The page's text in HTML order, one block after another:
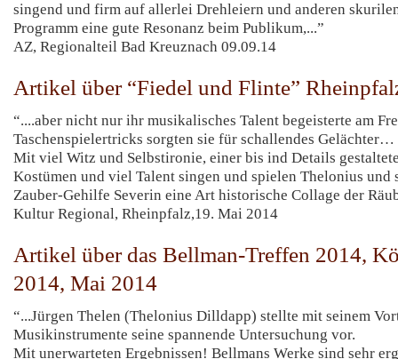
singend und firm auf allerlei Drehleiern und anderen
Programm eine gute Resonanz beim Publikum,...”
AZ, Regionalteil Bad Kreuznach 09.09.14
Artikel über “Fiedel und Flinte”
“....aber nicht nur ihr musikalisches Talent begeisterte am
Taschenspielertricks sorgten sie für schallendes Gelächter…
Mit viel Witz und Selbstironie, einer bis ind Details
Kostümen und viel Talent singen und spielen Thelonius und
Zauber-Gehilfe Severin eine Art historische Collage der
Kultur Regional, Rheinpfalz,19. Mai 2014
Artikel über das Bellman-Treffen 2014,
2014, Mai 2014
“...Jürgen Thelen (Thelonius Dilldapp) stellte mit seinem
Musikinstrumente seine spannende Untersuchung vor.
Mit unerwarteten Ergebnissen! Bellmans Werke sind sehr